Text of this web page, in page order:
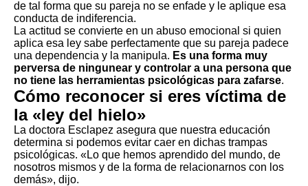
de tal forma que su pareja no se enfade y le aplique esa
conducta de indiferencia.
La actitud se convierte en un abuso emocional si quien
aplica esa ley sabe perfectamente que su pareja padece
una dependencia y la manipula. Es una forma muy
perversa de ningunear y controlar a una persona que
no tiene las herramientas psicológicas para zafarse.
Cómo reconocer si eres víctima de
la «ley del hielo»
La doctora Esclapez asegura que nuestra educación
determina si podemos evitar caer en dichas trampas
psicológicas. «Lo que hemos aprendido del mundo, de
nosotros mismos y de la forma de relacionarnos con los
demás», dijo.